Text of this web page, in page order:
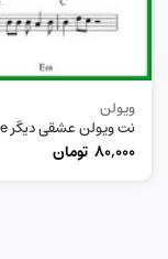
ویولن
نت ویولن عشقی دیگر Another Love از Tom Odell با فیلم آموزشی
80,000 تومان